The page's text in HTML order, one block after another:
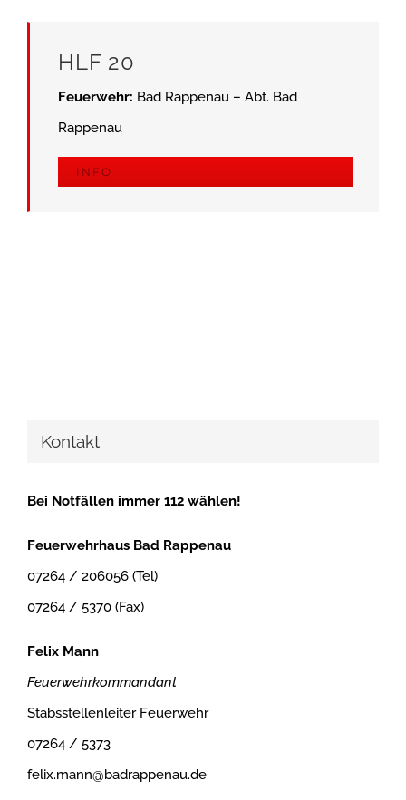
HLF 20
Feuerwehr: Bad Rappenau – Abt. Bad
Rappenau
INFO
Kontakt
Bei Notfällen immer 112 wählen!
Feuerwehrhaus Bad Rappenau
07264 / 206056 (Tel)
07264 / 5370 (Fax)
Felix Mann
Feuerwehrkommandant
Stabsstellenleiter Feuerwehr
07264 / 5373
felix.mann@badrappenau.de